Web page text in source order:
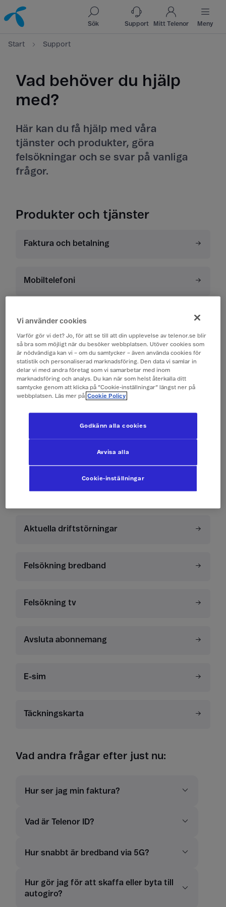
Till innehåll
Till sök
Sök Support Mitt Telenor Meny
Start Support
Vad behöver du hjälp
med?
Här kan du få hjälp med våra
tjänster och produkter, göra
felsökningar och se svar på vanliga
frågor.
Produkter och tjänster
Faktura och betalning
Mobiltelefoni
Fast bredband
Tv och Stream
Bredband via 5G
Mitt Telenor
Aktuella driftstörningar
Felsökning bredband
Felsökning tv
Avsluta abonnemang
E-sim
Täckningskarta
Vad andra frågar efter just nu:
Hur ser jag min faktura?
Vad är Telenor ID?
Hur snabbt är bredband via 5G?
Hur gör jag för att skaffa eller byta till
autogiro?
Vi använder cookies
Varför gör vi det? Jo, för att se till att din upplevelse av telenor.se blir
så bra som möjligt när du besöker webbplatsen. Utöver cookies som
är nödvändiga kan vi – om du samtycker – även använda cookies för
statistik och personaliserad marknadsföring. Den data vi samlar in
delar vi med andra företag som vi samarbetar med inom
marknadsföring och analys. Du kan när som helst återkalla ditt
samtycke genom att klicka på ”Cookie-inställningar” längst ner på
webbplatsen. Läs mer på Cookie Policy
Cookie-inställningar
Avvisa alla
Godkänn alla cookies